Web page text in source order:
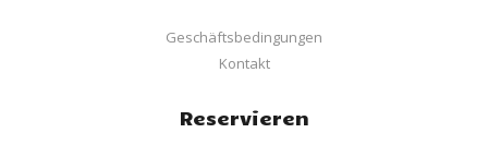
Geschäftsbedingungen
Kontakt
Reservieren